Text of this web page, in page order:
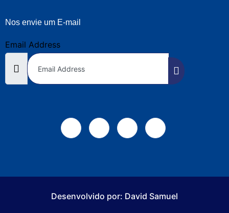
Nos envie um E-mail
Email Address
Desenvolvido por: David Samuel